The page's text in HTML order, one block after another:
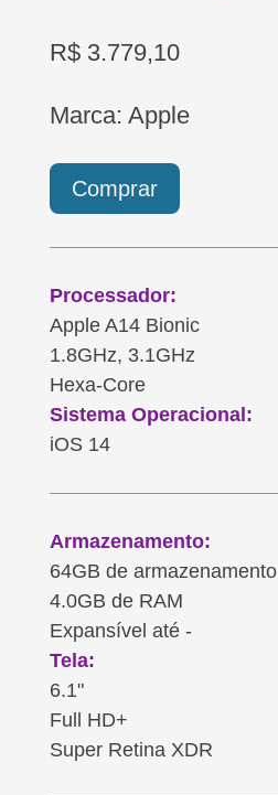
R$ 3.779,10
Marca: Apple
Comprar
Processador:
Apple A14 Bionic
1.8GHz, 3.1GHz
Hexa-Core
Sistema Operacional:
iOS 14
Armazenamento:
64GB de armazenamento
4.0GB de RAM
Expansível até -
Tela:
6.1"
Full HD+
Super Retina XDR